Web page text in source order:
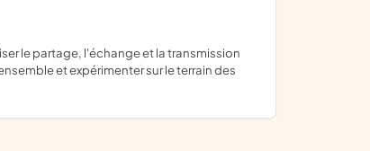
et expérimenter sur le terrain des